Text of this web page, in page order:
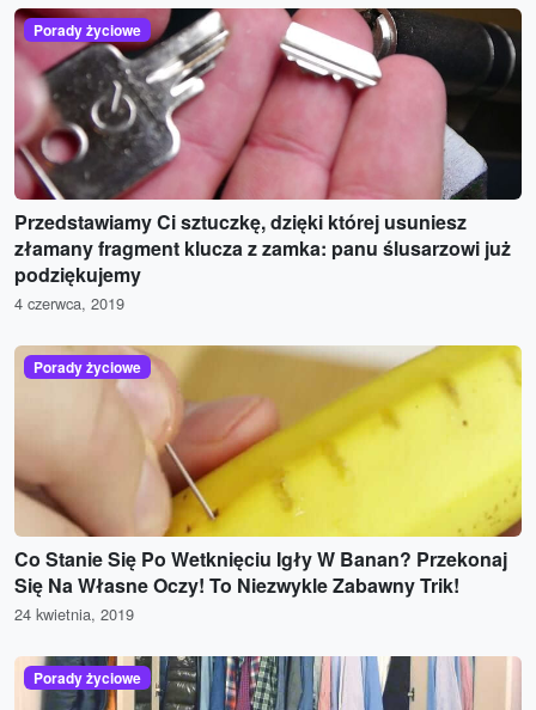
Porady życiowe
Przedstawiamy Ci sztuczkę, dzięki której usuniesz
złamany fragment klucza z zamka: panu ślusarzowi już
podziękujemy
4 czerwca, 2019
Porady życiowe
Co Stanie Się Po Wetknięciu Igły W Banan? Przekonaj
Się Na Własne Oczy! To Niezwykle Zabawny Trik!
24 kwietnia, 2019
Porady życiowe